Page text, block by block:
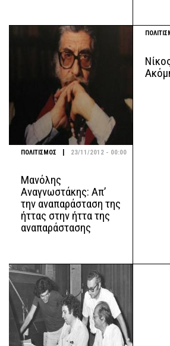
ΠΟΛΙΤΙΣΜΟΣ | 23/11/2012 - 00:00
Μανόλης
Αναγνωστάκης: Απ’
την αναπαράσταση της
ήττας στην ήττα της
αναπαράστασης